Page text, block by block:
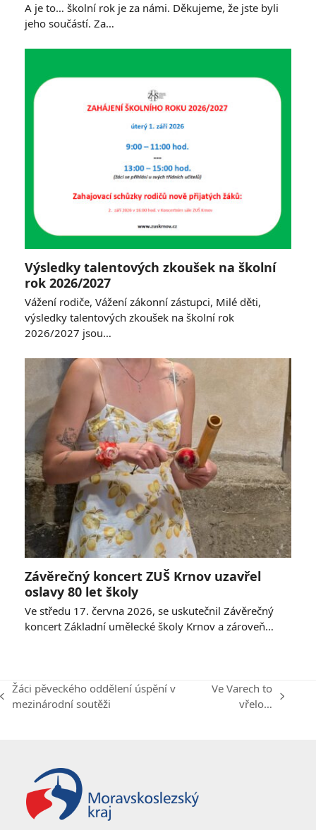
A je to… školní rok je za námi. Děkujeme, že jste byli
jeho součástí. Za…
Výsledky talentových zkoušek na školní
rok 2026/2027
Vážení rodiče, Vážení zákonní zástupci, Milé děti,
výsledky talentových zkoušek na školní rok
2026/2027 jsou…
Závěrečný koncert ZUŠ Krnov uzavřel
oslavy 80 let školy
Ve středu 17. června 2026, se uskutečnil Závěrečný
koncert Základní umělecké školy Krnov a zároveň…
previous
Žáci pěveckého oddělení úspění v
mezinárodní soutěži
Ve Varech to
vřelo…